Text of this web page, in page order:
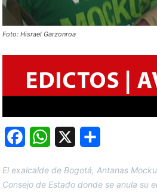
Foto: Hisrael Garzonroa
FacebookWhatsApp
El exalcalde de Bogotá, Antanas
Consejo de Estado donde se anula su